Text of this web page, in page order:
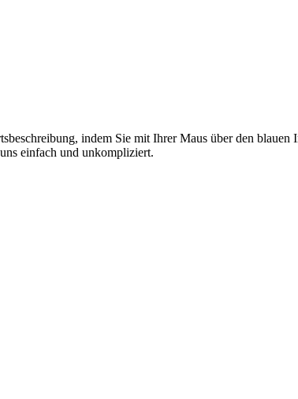
indem Sie mit Ihrer Maus über den blauen
einfach und unkompliziert.